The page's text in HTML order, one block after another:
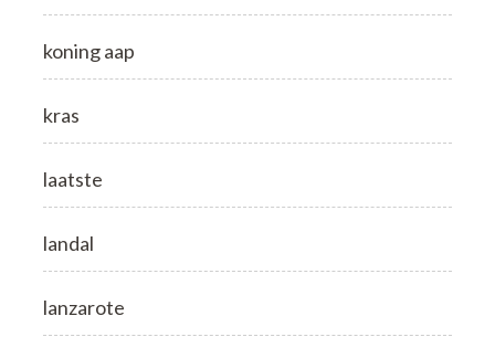
koning aap
kras
laatste
landal
lanzarote